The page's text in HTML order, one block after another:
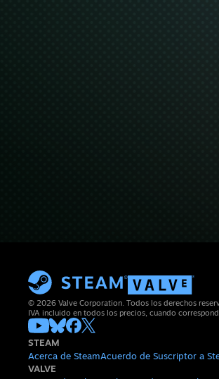
© 2026 Valve Corporation. Todos los derechos
IVA incluido en todos los precios, cuando
STEAM
Acerca de SteamAcuerdo de Suscriptor a
VALVE